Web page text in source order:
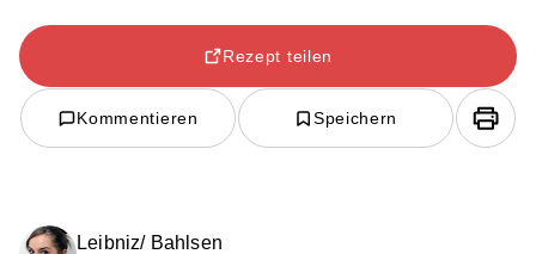
Rezept teilen
Kommentieren Speichern
Leibniz/ Bahlsen